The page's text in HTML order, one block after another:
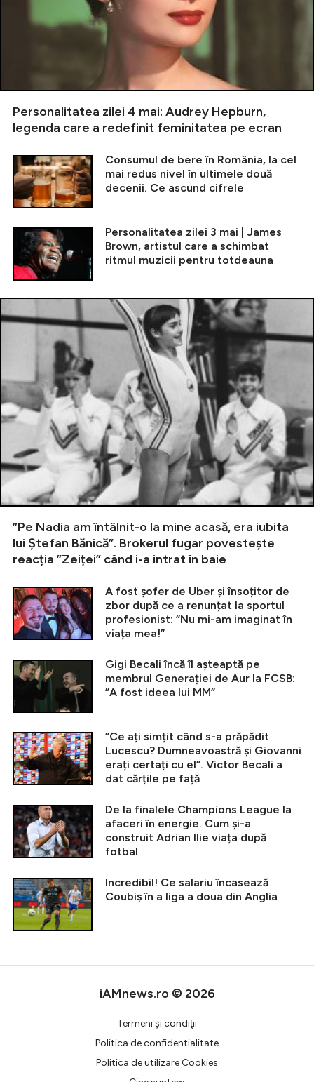
Personalitatea zilei 4 mai: Audrey Hepburn,
legenda care a redefinit feminitatea pe ecran
Consumul de bere în România, la cel
mai redus nivel în ultimele două
decenii. Ce ascund cifrele
Personalitatea zilei 3 mai | James
Brown, artistul care a schimbat
ritmul muzicii pentru totdeauna
”Pe Nadia am întâlnit-o la mine acasă, era iubita
lui Ștefan Bănică”. Brokerul fugar povestește
reacția ”Zeiței” când i-a intrat în baie
A fost șofer de Uber și însoțitor de
zbor după ce a renunțat la sportul
profesionist: ”Nu mi-am imaginat în
viața mea!”
Gigi Becali încă îl așteaptă pe
membrul Generației de Aur la FCSB:
”A fost ideea lui MM”
”Ce ați simțit când s-a prăpădit
Lucescu? Dumneavoastră și Giovanni
erați certați cu el”. Victor Becali a
dat cărțile pe față
De la finalele Champions League la
afaceri în energie. Cum și-a
construit Adrian Ilie viața după
fotbal
Incredibil! Ce salariu încasează
Coubiș în a liga a doua din Anglia
iAMnews.ro © 2026
Termeni şi condiţii
Politica de confidentialitate
Politica de utilizare Cookies